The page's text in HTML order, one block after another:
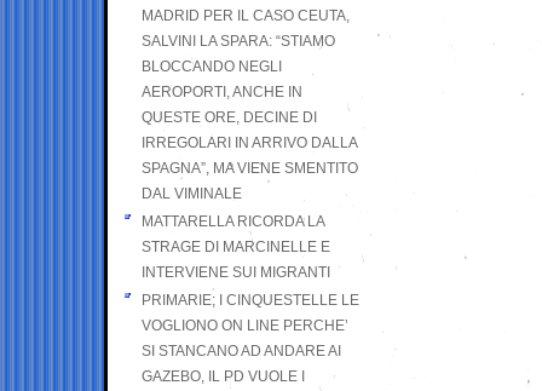
MADRID PER IL CASO CEUTA,
SALVINI LA SPARA: “STIAMO
BLOCCANDO NEGLI
AEROPORTI, ANCHE IN
QUESTE ORE, DECINE DI
IRREGOLARI IN ARRIVO DALLA
SPAGNA”, MA VIENE SMENTITO
DAL VIMINALE
MATTARELLA RICORDA LA
STRAGE DI MARCINELLE E
INTERVIENE SUI MIGRANTI
PRIMARIE; I CINQUESTELLE LE
VOGLIONO ON LINE PERCHE’
SI STANCANO AD ANDARE AI
GAZEBO, IL PD VUOLE I